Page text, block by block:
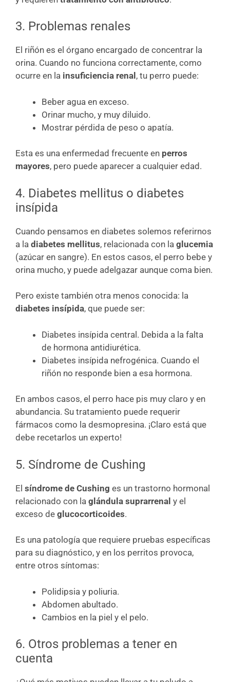
3. Problemas renales
El riñón es el órgano encargado de concentrar la
orina. Cuando no funciona correctamente, como
ocurre en la insuficiencia renal , tu perro puede:
Beber agua en exceso.
Orinar mucho, y muy diluido.
Mostrar pérdida de peso o apatía.
Esta es una enfermedad frecuente en perros
mayores, pero puede aparecer a cualquier edad.
4. Diabetes mellitus o diabetes
insípida
Cuando pensamos en diabetes solemos referirnos
a la diabetes mellitus, relacionada con la glucemia
(azúcar en sangre). En estos casos, el perro bebe y
orina mucho, y puede adelgazar aunque coma bien.
Pero existe también otra menos conocida: la
diabetes insípida, que puede ser:
Diabetes insípida central. Debida a la falta
de hormona antidiurética.
Diabetes insípida nefrogénica. Cuando el
riñón no responde bien a esa hormona.
En ambos casos, el perro hace pis muy claro y en
abundancia. Su tratamiento puede requerir
fármacos como la desmopresina. ¡Claro está que
debe recetarlos un experto!
5. Síndrome de Cushing
El síndrome de Cushing es un trastorno hormonal
relacionado con la glándula suprarrenal y el
exceso de glucocorticoides.
Es una patología que requiere pruebas específicas
para su diagnóstico, y en los perritos provoca,
entre otros síntomas:
Polidipsia y poliuria.
Abdomen abultado.
Cambios en la piel y el pelo.
6. Otros problemas a tener en
cuenta